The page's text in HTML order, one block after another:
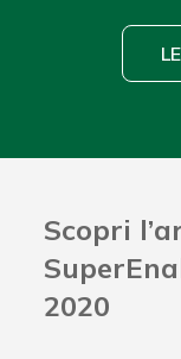
Scopri
2020